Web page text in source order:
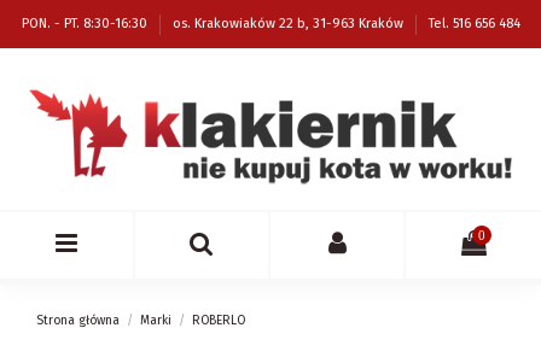
PON. - PT. 8:30-16:30 os. Krakowiaków 22 b, 31-963 Kraków Tel. 516 656 484
0
Strona główna Marki ROBERLO